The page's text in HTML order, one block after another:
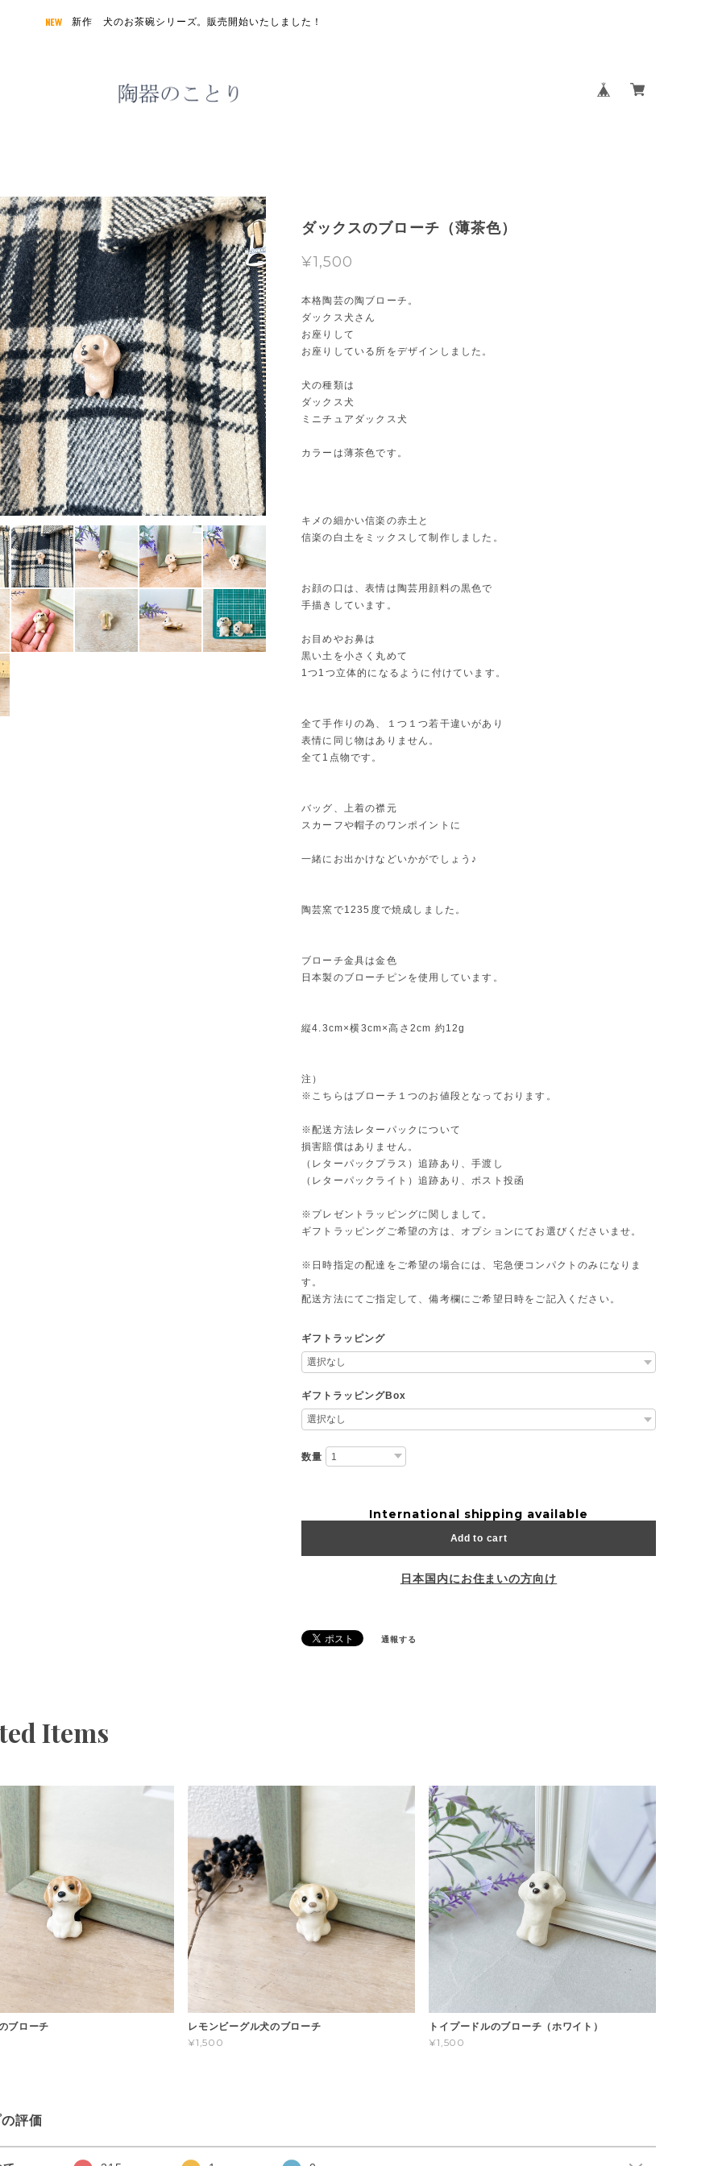
新作 犬のお茶碗シリーズ。販売開始いたしました！
ダックスのブローチ（薄茶色）
¥1,500
本格陶芸の陶ブローチ。
ダックス犬さん
お座りして
お座りしている所をデザインしました。
犬の種類は
ダックス犬
ミニチュアダックス犬
カラーは薄茶色です。
キメの細かい信楽の赤土と
信楽の白土をミックスして制作しました。
お顔の口は、表情は陶芸用顔料の黒色で
手描きしています。
お目めやお鼻は
黒い土を小さく丸めて
1つ1つ立体的になるように付けています。
全て手作りの為、１つ１つ若干違いがあり
表情に同じ物はありません。
全て1点物です。
バッグ、上着の襟元
スカーフや帽子のワンポイントに
一緒にお出かけなどいかがでしょう♪
陶芸窯で1235度で焼成しました。
ブローチ金具は金色
日本製のブローチピンを使用しています。
縦4.3cm×横3cm×高さ2cm 約12g
注）
※こちらはブローチ１つのお値段となっております。
※配送方法レターパックについて
損害賠償はありません。
（レターパックプラス）追跡あり、手渡し
（レターパックライト）追跡あり、ポスト投函
※プレゼントラッピングに関しまして。
ギフトラッピングご希望の方は、オプションにてお選びくださいませ。
※日時指定の配達をご希望の場合には、宅急便コンパクトのみになりま
す。
配送方法にてご指定して、備考欄にご希望日時をご記入ください。
ギフトラッピング
ギフトラッピングBox
数量
International shipping available
Add to cart
日本国内にお住まいの方向け
通報する
Items
ブローチ
レモンビーグル犬のブローチ
¥1,500
トイプードルのブローチ（ホワイト）
¥1,500
評価